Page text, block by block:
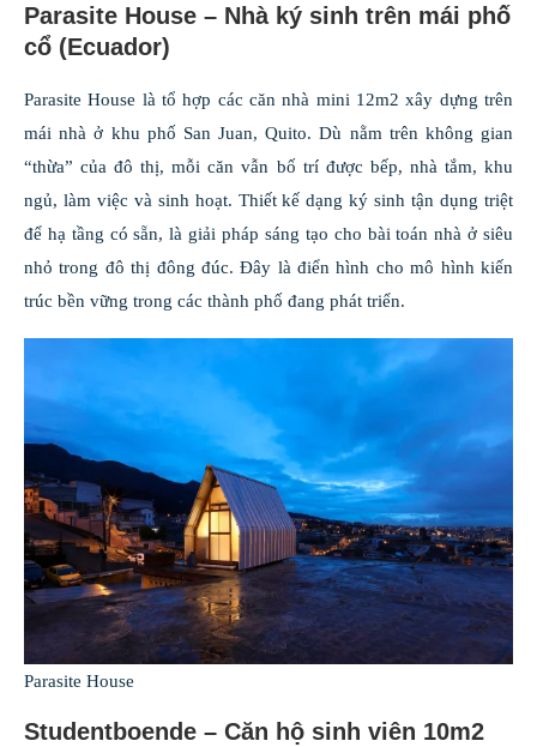
Parasite House – Nhà ký sinh trên mái phố
cổ (Ecuador)
Parasite House là tổ hợp các căn nhà mini 12m2 xây dựng trên
mái nhà ở khu phố San Juan, Quito. Dù nằm trên không gian
“thừa” của đô thị, mỗi căn vẫn bố trí được bếp, nhà tắm, khu
ngủ, làm việc và sinh hoạt. Thiết kế dạng ký sinh tận dụng triệt
để hạ tầng có sẵn, là giải pháp sáng tạo cho bài toán nhà ở siêu
nhỏ trong đô thị đông đúc. Đây là điển hình cho mô hình kiến
trúc bền vững trong các thành phố đang phát triển.
Parasite House
Studentboende – Căn hộ sinh viên 10m2